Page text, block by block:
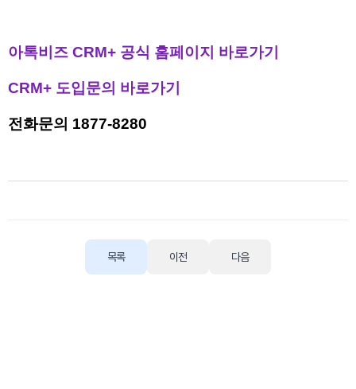
아톡비즈 CRM+ 공식 홈페이지 바로가기
CRM+ 도입문의 바로가기
전화문의 1877-8280
목록 이전 다음